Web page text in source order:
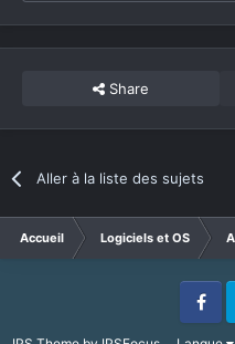
Share
Aller à la liste des sujets
Accueil Logiciels et OS
Facebook